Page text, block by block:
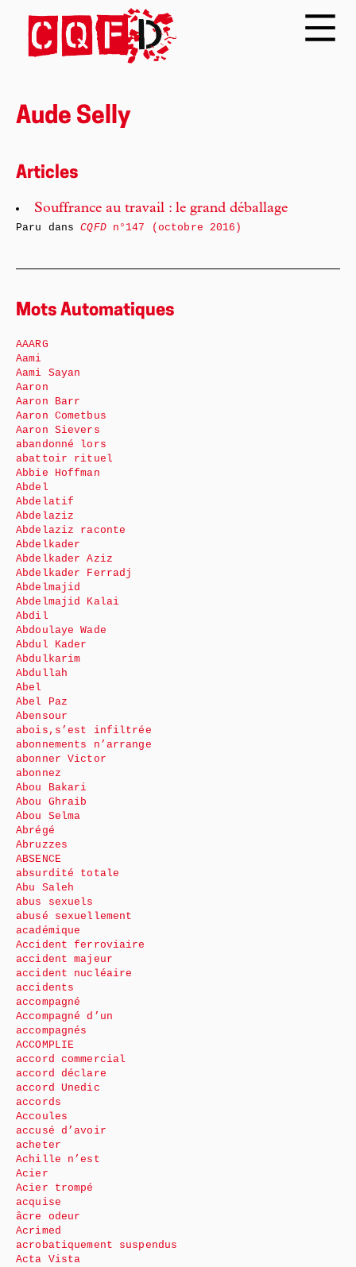
Aude Selly
Articles
Souffrance au travail : le grand déballage
Paru dansCQFDn°147 (octobre 2016)
Mots Automatiques
AAARG
Aami
Aami Sayan
Aaron
Aaron Barr
Aaron Cometbus
Aaron Sievers
abandonné lors
abattoir rituel
Abbie Hoffman
Abdel
Abdelatif
Abdelaziz
Abdelaziz raconte
Abdelkader
Abdelkader Aziz
Abdelkader Ferradj
Abdelmajid
Abdelmajid Kalai
Abdil
Abdoulaye Wade
Abdul Kader
Abdulkarim
Abdullah
Abel
Abel Paz
Abensour
abois,s’est infiltrée
abonnements n’arrange
abonner Victor
abonnez
Abou Bakari
Abou Ghraib
Abou Selma
Abrégé
Abruzzes
ABSENCE
absurdité totale
Abu Saleh
abus sexuels
abusé sexuellement
académique
Accident ferroviaire
accident majeur
accident nucléaire
accidents
accompagné
Accompagné d’un
accompagnés
ACCOMPLIE
accord commercial
accord déclare
accord Unedic
accords
Accoules
accusé d’avoir
acheter
Achille n’est
Acier
Acier trompé
acquise
âcre odeur
Acrimed
acrobatiquement suspendus
Acta Vista